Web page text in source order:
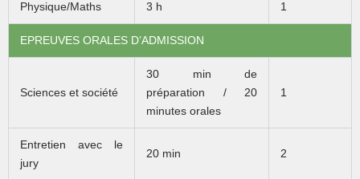
Physique/Maths 3 h 1
EPREUVES ORALES D’ADMISSION
Sciences et société
30 min de
préparation / 20
minutes orales
1
Entretien avec le
jury
20 min 2